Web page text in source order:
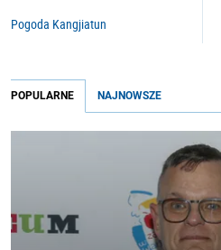
Pogoda Kangjiatun
POPULARNE NAJNOWSZE